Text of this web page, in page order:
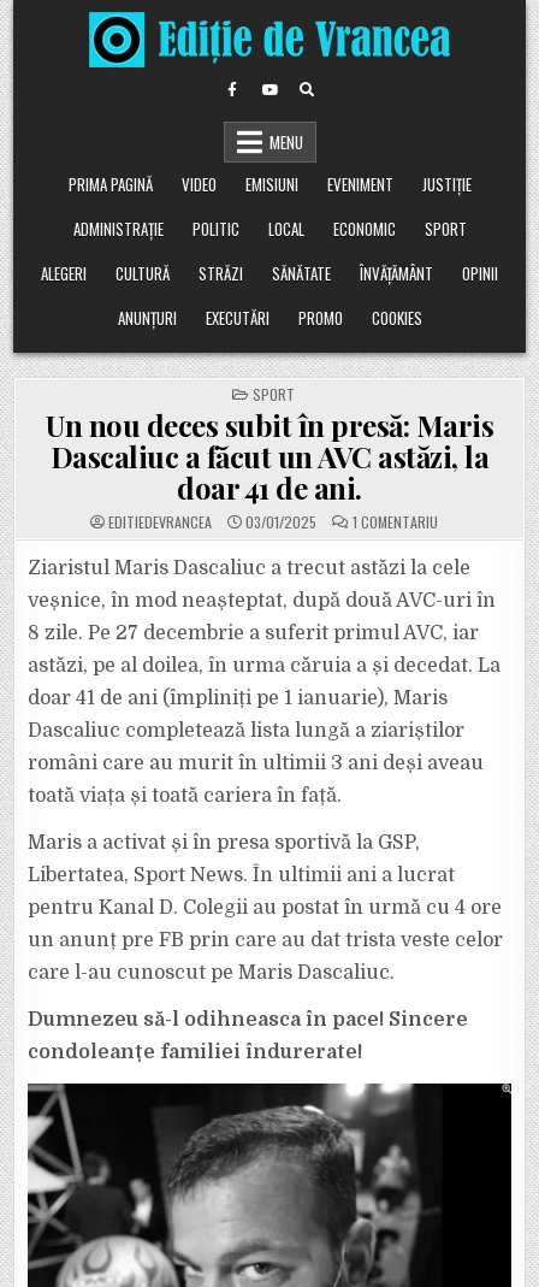
Skip
to
content
MENU
PRIMA PAGINĂ
VIDEO EMISIUNI EVENIMENT
JUSTIȚIE
ADMINISTRAȚIE
POLITIC LOCAL ECONOMIC
SPORT
ALEGERI
CULTURĂ STRĂZI SĂNĂTATE ÎNVĂȚĂMÂNT
OPINII
ANUNȚURI
EXECUTĂRI PROMO COOKIES
POSTED
IN
SPORT
Un nou deces subit în presă: Maris
Dascaliuc a făcut un AVC astăzi, la
doar 41 de ani.
EDITIEDEVRANCEA 03/01/2025 1 COMENTARIULA
UN
DECES
SUBIT
ÎN
PRESĂ:
MARIS
DASCALIUC
FĂCUT
AVC
ASTĂZI,
LA
DOAR
DE
Ziaristul Maris Dascaliuc a trecut astăzi la cele
veșnice, în mod neașteptat, după două AVC-uri în
8 zile. Pe 27 decembrie a suferit primul AVC, iar
astăzi, pe al doilea, în urma căruia a și decedat. La
doar 41 de ani (împliniți pe 1 ianuarie), Maris
Dascaliuc completează lista lungă a ziariștilor
români care au murit în ultimii 3 ani deși aveau
toată viața și toată cariera în față.
Maris a activat și în presa sportivă la GSP,
Libertatea, Sport News. În ultimii ani a lucrat
pentru Kanal D. Colegii au postat în urmă cu 4 ore
un anunț pre FB prin care au dat trista veste celor
care l-au cunoscut pe Maris Dascaliuc.
Dumnezeu să-l odihneasca în pace! Sincere
condoleanțe familiei îndurerate!